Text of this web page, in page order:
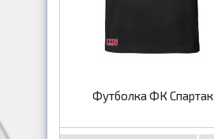
Футболка ФК Спартак